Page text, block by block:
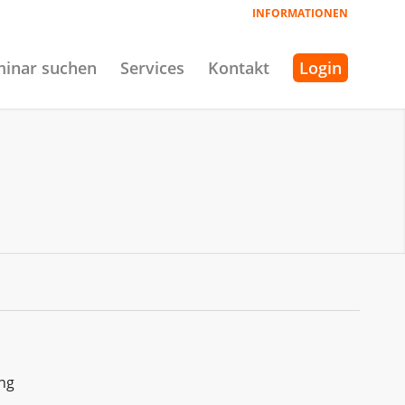
INFORMATIONEN
suchen Services Kontakt Login